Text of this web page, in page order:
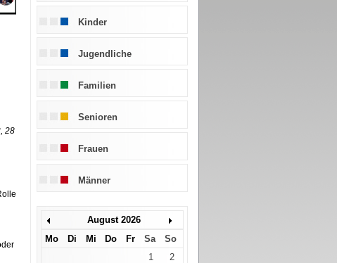
28
Kinder
Jugendliche
Familien
Senioren
Frauen
Männer
August 2026
Mo
Di Mi Do Fr Sa
So
1
2